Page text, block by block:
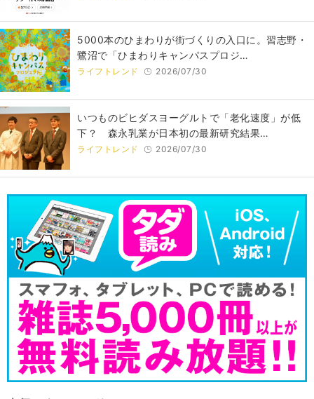
5000本のひまわりが街づくりの入口に。習志野・
鷺沼で「ひまわりキャンパスプロジ…
ライフトレンド 2026/07/30
いつものビヒダスヨーグルトで「老化速度」が低
下？ 森永乳業が日本初の最新研究結果…
ライフトレンド 2026/07/30